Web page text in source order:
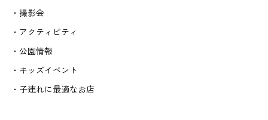
・撮影会
・アクティビティ
・公園情報
・キッズイベント
・子連れに最適なお店